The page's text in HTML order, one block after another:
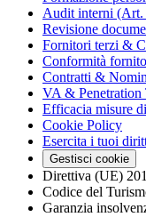
Audit interni
Revisione
Fornitori terzi &
Conformità
Contratti &
VA &
Efficacia misure
Cookie Policy
Esercita i tuoi
Gestisci cookie
Direttiva (UE)
Codice del
Garanzia